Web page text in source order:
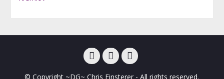
© Copyright ~DG~ Chris Finsterer - All rights reserved.